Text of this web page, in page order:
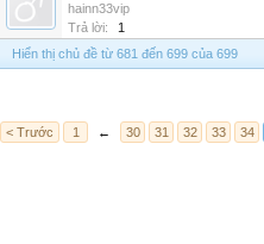
hainn33vip
Trả lời:
1
Hiển thị chủ đề từ 681 đến 699 của 699
< Trước 1 ← 30 31 32 33 34